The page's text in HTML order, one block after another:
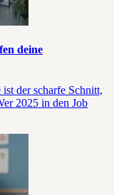
deine
der scharfe Schnitt,
2025 in den Job